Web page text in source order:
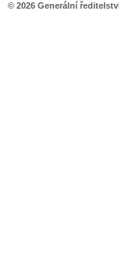
© 2026 Generální